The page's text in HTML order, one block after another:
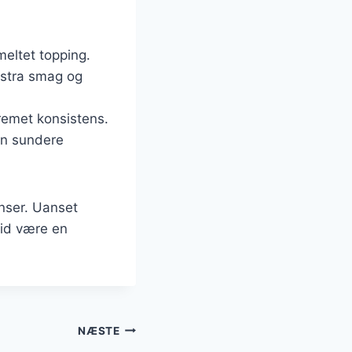
topping.
smag og
konsistens.
sundere
Uanset
være en
NÆSTE